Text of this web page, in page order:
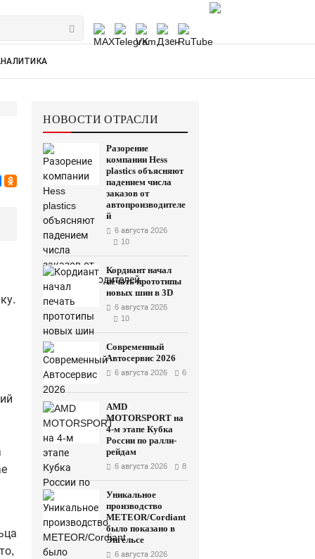
НОВОСТИ ОТРАСЛИ
Разорение
компании Hess
plastics объясняют
падением числа
заказов от
автопроизводителе
й
6 августа 2026
10
Кордиант начал
печать прототипы
новых шин в 3D
6 августа 2026
10
Современный
Автосервис 2026
6 августа 2026 6
AMD
MOTORSPORT на
4-м этапе Кубка
России по ралли-
рейдам
6 августа 2026 8
Уникальное
производство
METEOR/Cordiant
было показано в
Энгельсе
6 августа 2026